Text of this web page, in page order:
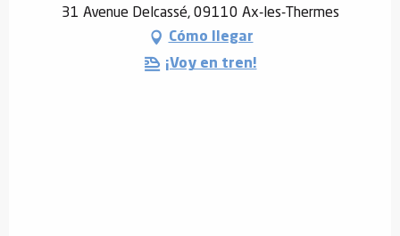
31 Avenue Delcassé, 09110 Ax-les-Thermes
Cómo llegar
¡Voy en tren!